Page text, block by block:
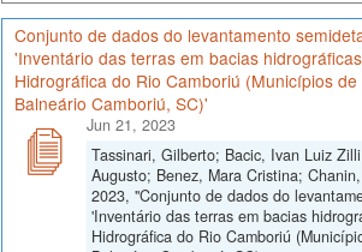
Conjunto de dados do levantamento
'Inventário das terras em bacias
Hidrográfica do Rio Camboriú (Municípios
Balneário Camboriú, SC)'
Jun 21, 2023
Tassinari, Gilberto; Bacic, Ivan Luiz
Augusto; Benez, Mara Cristina;
2023, "Conjunto de dados do
'Inventário das terras em bacias
Hidrográfica do Rio Camboriú